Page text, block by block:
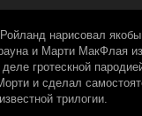
нарисовал
и Марти МакФлая
гротескной
и сделал
трилогии.